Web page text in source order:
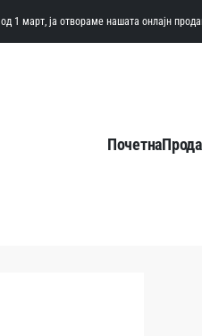
од 1 март, ја отвораме нашата онлајн
Почетна